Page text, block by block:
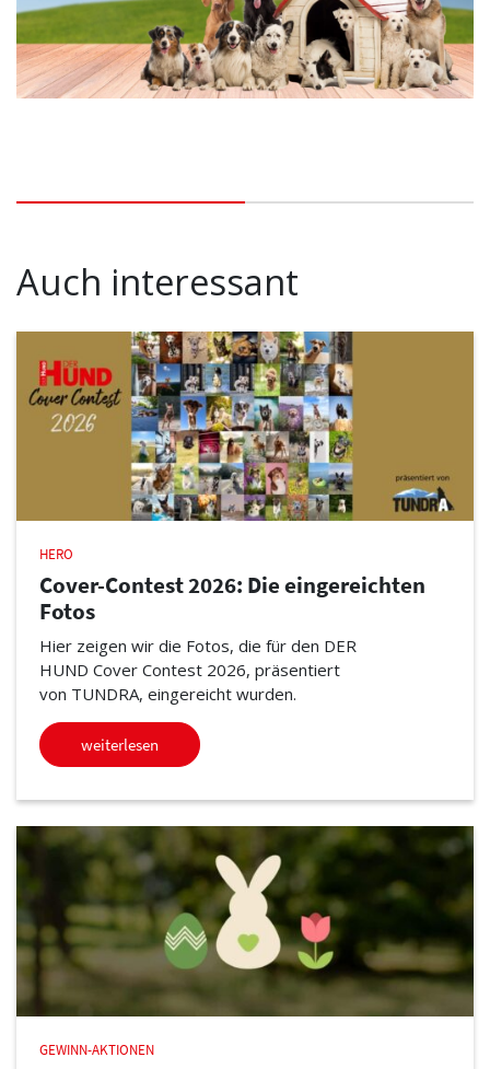
Auch interessant
HERO
Cover-Contest 2026: Die eingereichten
Fotos
Hier zeigen wir die Fotos, die für den DER
HUND Cover Contest 2026, präsentiert
von TUNDRA, eingereicht wurden.
weiterlesen
GEWINN-AKTIONEN